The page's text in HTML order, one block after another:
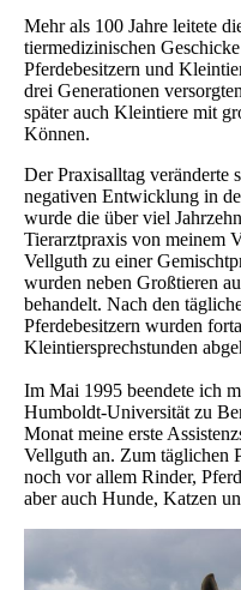
Mehr als 100 Jahre leitete
tiermedizinischen
Pferdebesitzern und
drei Generationen
später auch Kleintiere mit
Können.
Der Praxisalltag veränderte
negativen Entwicklung in
wurde die über viel
Tierarztpraxis von meinem
Vellguth zu einer
wurden neben Großtieren
behandelt. Nach den
Pferdebesitzern wurden
Kleintiersprechstunden
Im Mai 1995 beendete ich
Humboldt-Universität zu
Monat meine erste
Vellguth an. Zum täglichen
noch vor allem Rinder,
aber auch Hunde, Katzen